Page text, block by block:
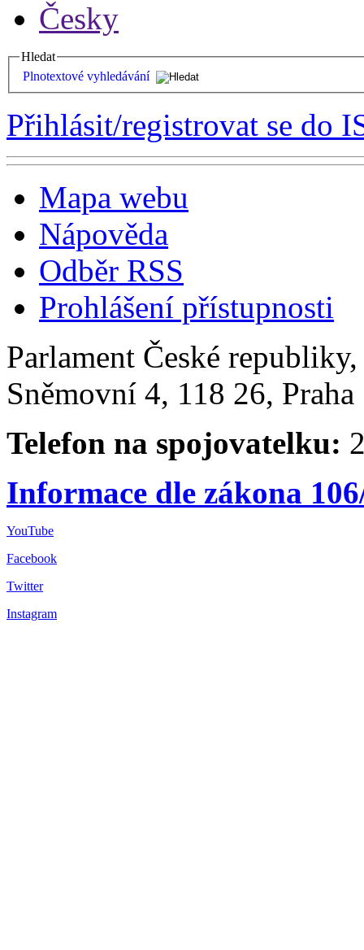
Česky
Hledat
Plnotextové vyhledávání
Přihlásit/registrovat se do
Mapa webu
Nápověda
Odběr RSS
Prohlášení přístupnosti
Parlament České
Sněmovní 4, 118 26,
Telefon na spojovatelku:
Informace dle zákona
YouTube
Facebook
Twitter
Instagram